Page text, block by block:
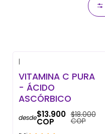
|
VITAMINA C PURA
- ÁCIDO
ASCÓRBICO
desde$13.900
COP
$18.000
COP